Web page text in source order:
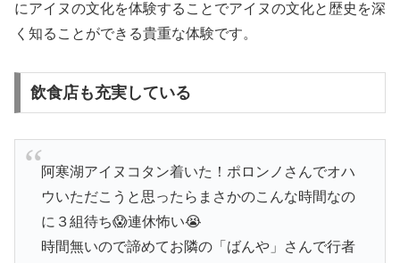
にアイヌの文化を体験することでアイヌの文化と歴史を深
く知ることができる貴重な体験です。
飲食店も充実している
阿寒湖アイヌコタン着いた！ポロンノさんでオハ
ウいただこうと思ったらまさかのこんな時間なの
に３組待ち😱連休怖い😭
時間無いので諦めてお隣の「ばんや」さんで行者